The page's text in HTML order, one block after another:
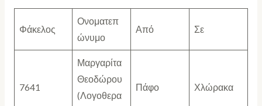
Φάκελος
Ονοματεπ
ώνυμο
Από Σε
7641
Μαργαρίτα
Θεοδώρου
(Λογοθερα
Πάφο Χλώρακα